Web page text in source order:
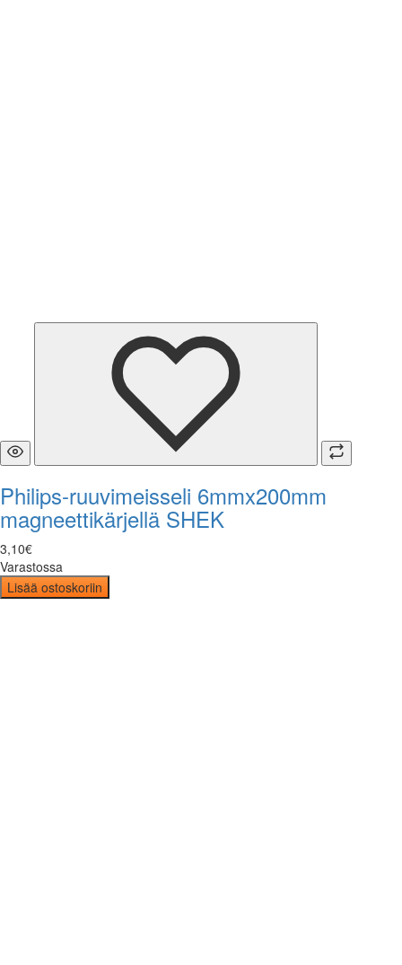
Philips-ruuvimeisseli 6mmx200mm
magneettikärjellä SHEK
3,10€
Varastossa
Lisää ostoskoriin